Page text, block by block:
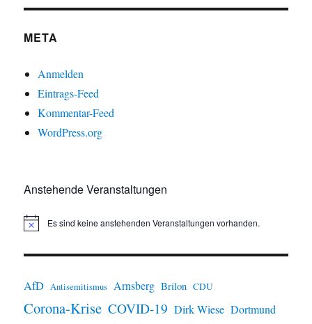
META
Anmelden
Eintrags-Feed
Kommentar-Feed
WordPress.org
Anstehende Veranstaltungen
H
Es sind keine anstehenden Veranstaltungen vorhanden.
AfD Antisemitismus Arnsberg Brilon CDU
Corona-Krise COVID-19 Dirk Wiese Dortmund